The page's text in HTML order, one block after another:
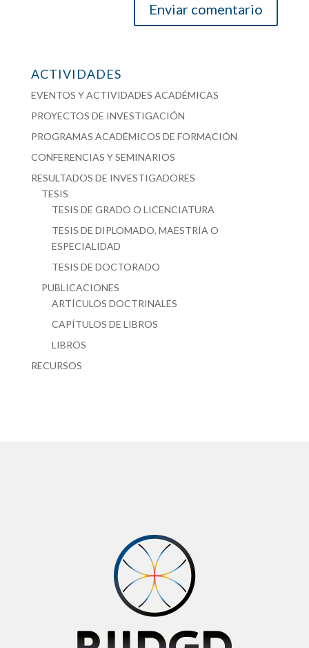
ACTIVIDADES
EVENTOS Y ACTIVIDADES ACADÉMICAS
PROYECTOS DE INVESTIGACIÓN
PROGRAMAS ACADÉMICOS DE FORMACIÓN
CONFERENCIAS Y SEMINARIOS
RESULTADOS DE INVESTIGADORES
TESIS
TESIS DE GRADO O LICENCIATURA
TESIS DE DIPLOMADO, MAESTRÍA O
ESPECIALIDAD
TESIS DE DOCTORADO
PUBLICACIONES
ARTÍCULOS DOCTRINALES
CAPÍTULOS DE LIBROS
LIBROS
RECURSOS